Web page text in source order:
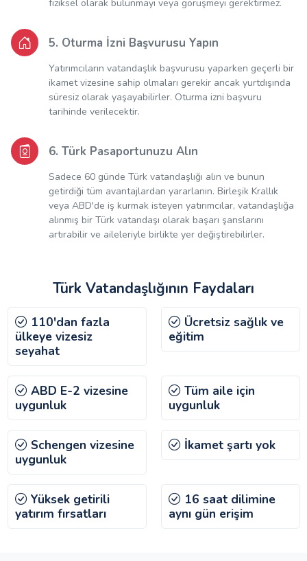
fiziksel olarak bulunmayı veya görüşmeyi gerektirmez.
5. Oturma İzni Başvurusu Yapın
Yatırımcıların vatandaşlık başvurusu yaparken geçerli bir
ikamet vizesine sahip olmaları gerekir ancak yurtdışında
süresiz olarak yaşayabilirler. Oturma izni başvuru
tarihinde verilecektir.
6. Türk Pasaportunuzu Alın
Sadece 60 günde Türk vatandaşlığı alın ve bunun
getirdiği tüm avantajlardan yararlanın. Birleşik Krallık
veya ABD'de iş kurmak isteyen yatırımcılar, vatandaşlığa
alınmış bir Türk vatandaşı olarak başarı şanslarını
artırabilir ve aileleriyle birlikte yer değiştirebilirler.
Türk Vatandaşlığının Faydaları
110'dan fazla
ülkeye vizesiz
seyahat
Ücretsiz sağlık ve
eğitim
ABD E-2 vizesine
uygunluk
Tüm aile için
uygunluk
Schengen vizesine
uygunluk
İkamet şartı yok
Yüksek getirili
yatırım fırsatları
16 saat dilimine
aynı gün erişim